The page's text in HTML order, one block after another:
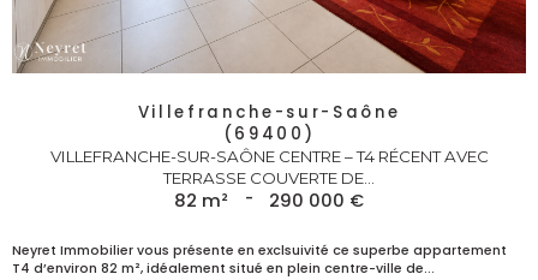
Villefranche-sur-Saône
(69400)
VILLEFRANCHE-SUR-SAÔNE CENTRE – T4 RÉCENT AVEC
TERRASSE COUVERTE DE...
82 m² - 290 000 €
Neyret Immobilier vous présente en exclsuivité ce superbe appartement
T4 d’environ 82 m², idéalement situé en plein centre-ville de...